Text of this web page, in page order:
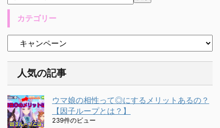
カテゴリー
人気の記事
ウマ娘の相性って◎にするメリットあるの？
【因子ループとは？】
239件のビュー